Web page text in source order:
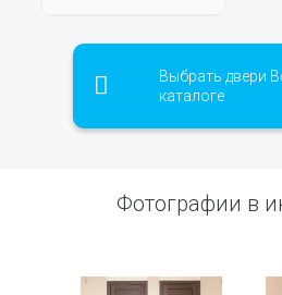
Выбрать двери
каталоге
Фотографии в